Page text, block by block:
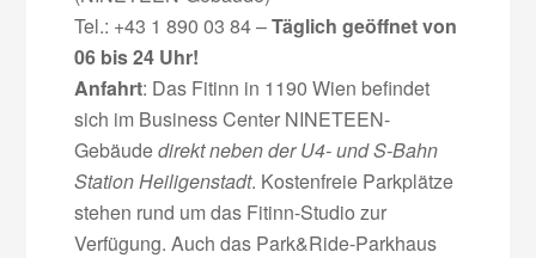
Tel.: +43 1 890 03 84 –Täglich geöffnet von
06 bis 24 Uhr!
Anfahrt: Das Fitinn in 1190 Wien befindet
sich im Business Center NINETEEN-
Gebäudedirekt neben der U4- und S-Bahn
Station Heiligenstadt. Kostenfreie Parkplätze
stehen rund um das Fitinn-Studio zur
Verfügung. Auch das Park&Ride-Parkhaus